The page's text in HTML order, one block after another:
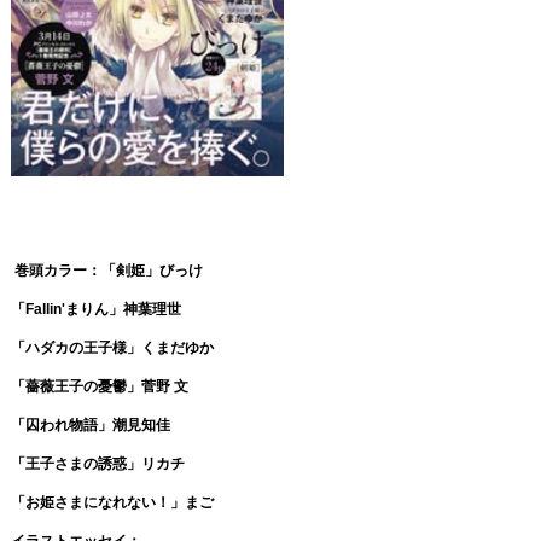
巻頭カラー：「剣姫」びっけ
「Fallin'まりん」神葉理世
「ハダカの王子様」くまだゆか
「薔薇王子の憂鬱」菅野 文
「囚われ物語」潮見知佳
「王子さまの誘惑」リカチ
「お姫さまになれない！」まご